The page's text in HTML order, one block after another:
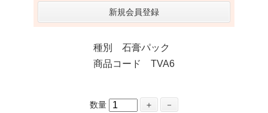
新規会員登録
種別 石膏パック
商品コード TVA6
数量 ＋ －